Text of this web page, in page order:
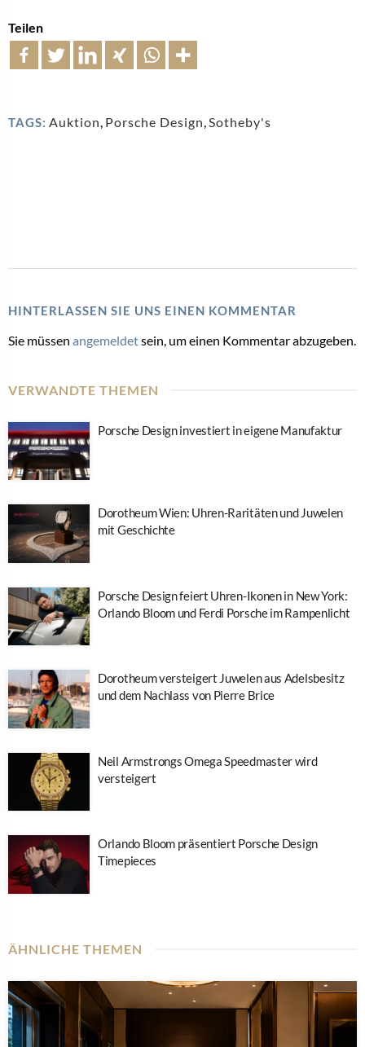
Teilen
TAGS: Auktion Porsche Design Sotheby's
HINTERLASSEN SIE UNS EINEN KOMMENTAR
Sie müssen angemeldetsein, um einen Kommentar abzugeben.
VERWANDTE THEMEN
Porsche Design investiert in eigene Manufaktur
Dorotheum Wien: Uhren-Raritäten und Juwelen
mit Geschichte
Porsche Design feiert Uhren-Ikonen in New York:
Orlando Bloom und Ferdi Porsche im Rampenlicht
Dorotheum versteigert Juwelen aus Adelsbesitz
und dem Nachlass von Pierre Brice
Neil Armstrongs Omega Speedmaster wird
versteigert
Orlando Bloom präsentiert Porsche Design
Timepieces
ÄHNLICHE THEMEN